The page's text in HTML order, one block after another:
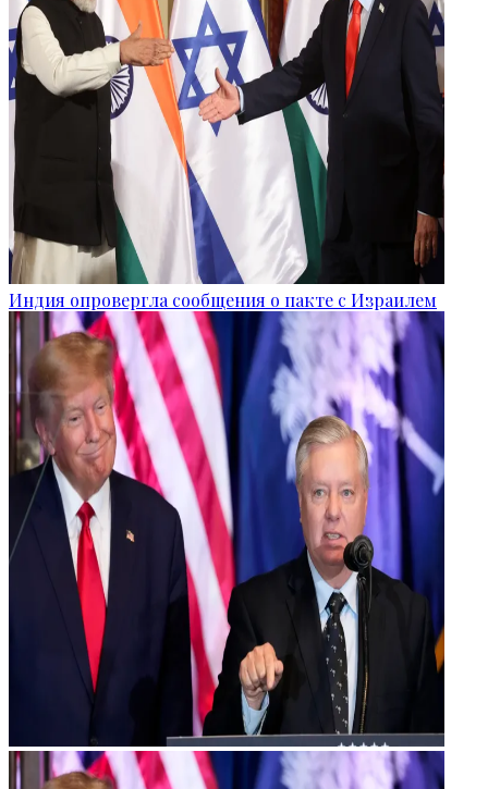
Индия опровергла сообщения о пакте с Израилем